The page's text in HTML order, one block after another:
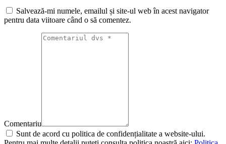
Salvează-mi numele, emailul și site-ul web în acest navigator
pentru data viitoare când o să comentez.
Comentariu
Sunt de acord cu politica de confidențialitate a website-ului.